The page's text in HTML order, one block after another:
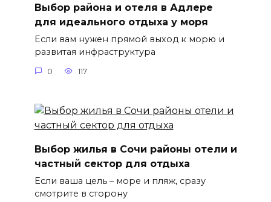
Выбор района и отеля в Адлере
для идеального отдыха у моря
Если вам нужен прямой выход к морю и
развитая инфраструктура
0 117
Выбор жилья в Сочи районы отели и
частный сектор для отдыха
Если ваша цель – море и пляж, сразу
смотрите в сторону